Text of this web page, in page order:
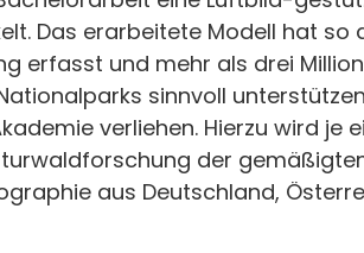
Das erarbeitete Modell hat so
erfasst und mehr als drei
sinnvoll
verliehen. Hierzu wird je
der
aus Deutschland,